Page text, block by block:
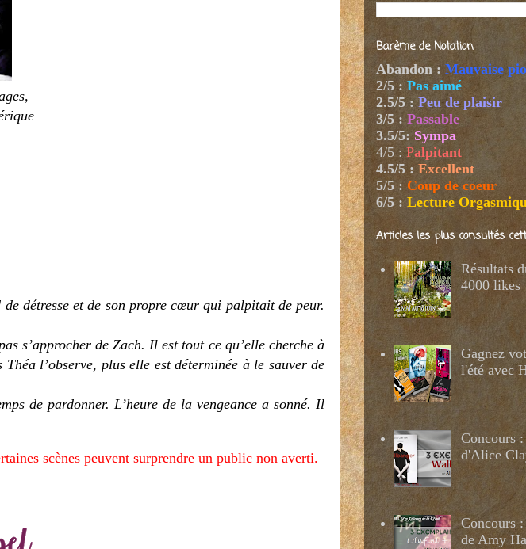
détresse et de son propre cœur qui palpitait de peur.
s’approcher de Zach. Il est tout ce qu’elle cherche à
l’observe, plus elle est déterminée à le sauver de
de pardonner. L’heure de la vengeance a sonné. Il
scènes peuvent surprendre un public non averti.
Barème de Notation
Abandon : Mauvaise
2/5 : Pas aimé
2.5/5 : Peu de plaisir
3/5 : Passable
3.5/5: Sympa
4/5 : Palpitant
4.5/5 : Excellent
5/5 : Coup de coeur
6/5: Lecture
Articles les plus consultés
Résultats
4000 likes
Gagnez
l'été avec
Concours
d'Alice
Concours
de Amy